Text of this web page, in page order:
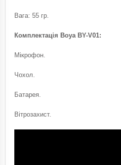
Вага: 55 гр.
Комплектація Boya BY-V01:
Мікрофон.
Чохол.
Батарея.
Вітрозахист.